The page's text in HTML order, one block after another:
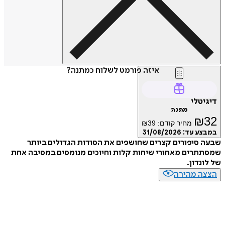
איזה פורמט לשלוח כמתנה?
₪ מחיר קודם: ₪39
עד:31/08/2026
סיפורים קצרים שחושפים את הסודות הגדולים ביותר
מאחורי שיחות קלות וחיוכים מנומסים במסיבה אחת
מהירה